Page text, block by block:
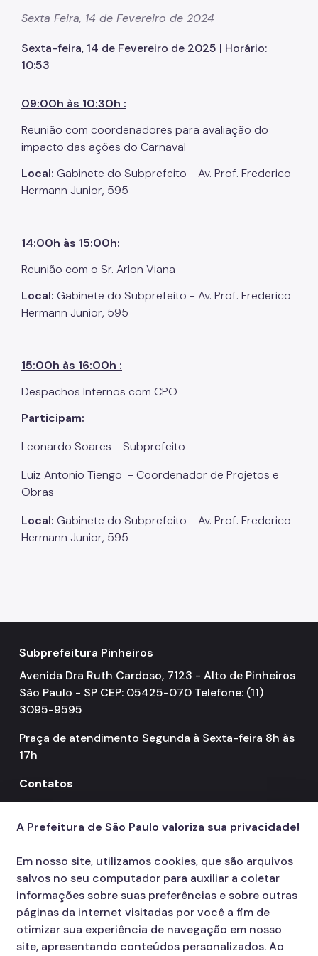
Zeladoria Urbana
Cata-Bagulho
Termo de Cooperação
Programa de Metas
Noticias
Contate Nossos Servidores
Sexta Feira, 14 de Fevereiro de 2024
Sexta-feira, 14 de Fevereiro de 2025 | Horário:
10:53
09:00h às 10:30h :
Reunião com coordenadores para avaliação do
impacto das ações do Carnaval
Local: Gabinete do Subprefeito - Av. Prof. Frederico
Hermann Junior, 595
14:00h às 15:00h:
Reunião com o Sr. Arlon Viana
Local: Gabinete do Subprefeito - Av. Prof. Frederico
Hermann Junior, 595
15:00h às 16:00h :
Despachos Internos com CPO
Participam:
Leonardo Soares - Subprefeito
Luiz Antonio Tiengo - Coordenador de Projetos e
Obras
Local: Gabinete do Subprefeito - Av. Prof. Frederico
Hermann Junior, 595
Subprefeitura Pinheiros
Avenida Dra Ruth Cardoso, 7123 - Alto de Pinheiros
São Paulo - SP CEP: 05425-070 Telefone: (11)
3095-9595
Praça de atendimento Segunda à Sexta-feira 8h às
17h
Contatos
156
A Prefeitura de São Paulo valoriza sua privacidade!
Em nosso site, utilizamos cookies, que são arquivos
salvos no seu computador para auxiliar a coletar
informações sobre suas preferências e sobre outras
páginas da internet visitadas por você a fim de
otimizar sua experiência de navegação em nosso
site, apresentando conteúdos personalizados. Ao